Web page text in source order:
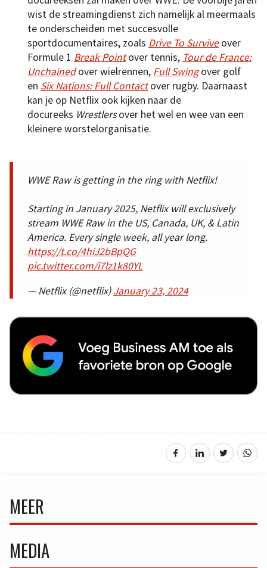
wist de streamingdienst zich namelijk al meermaals
te onderscheiden met succesvolle
sportdocumentaires, zoals Drive To Surviveover
Formule 1 Break Pointover tennis, Tour de France:
Unchainedover wielrennen, Full Swingover golf
en Six Nations: Full Contactover rugby. Daarnaast
kan je op Netflix ook kijken naar de
docureeks Wrestlersover het wel en wee van een
kleinere worstelorganisatie.
WWE Raw is getting in the ring with Netflix!
Starting in January 2025, Netflix will exclusively
stream WWE Raw in the US, Canada, UK, & Latin
America. Every single week, all year long.
https://t.co/4hiJ2bBpQG
pic.twitter.com/i7lz1k80YL
— Netflix (@netflix)January 23, 2024
MEER
MEDIA